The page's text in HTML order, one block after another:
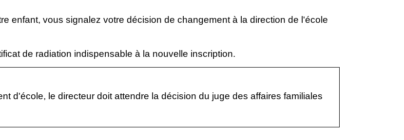
enfant, vous signalez votre décision de changement à la direction de l'école
de radiation indispensable à la nouvelle inscription.
d'école, le directeur doit attendre la décision du juge des affaires familiales